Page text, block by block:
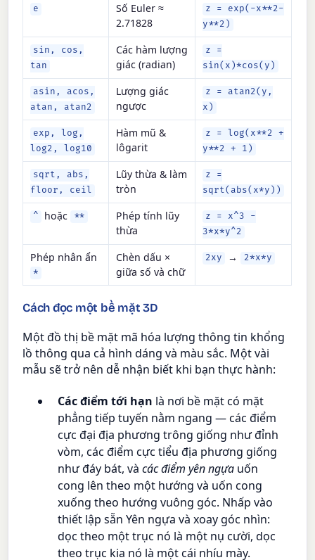
e
Số Euler ≈
2.71828
z = exp(-x**2-
y**2)
sin, cos,
tan
Các hàm lượng
giác (radian)
z =
sin(x)*cos(y)
asin, acos,
atan, atan2
Lượng giác
ngược
z = atan2(y,
x)
exp, log,
log2, log10
Hàm mũ &
lôgarit
z = log(x**2 +
y**2 + 1)
sqrt, abs,
floor, ceil
Lũy thừa & làm
tròn
z =
sqrt(abs(x*y))
^ hoặc **
Phép tính lũy
thừa
z = x^3 -
3*x*y^2
Phép nhân ẩn
*
Chèn dấu ×
giữa số và chữ
2xy → 2*x*y
Cách đọc một bề mặt 3D
Một đồ thị bề mặt mã hóa lượng thông tin khổng
lồ thông qua cả hình dáng và màu sắc. Một vài
mẫu sẽ trở nên dễ nhận biết khi bạn thực hành:
Các điểm tới hạn là nơi bề mặt có mặt
phẳng tiếp tuyến nằm ngang — các điểm
cực đại địa phương trông giống như đỉnh
vòm, các điểm cực tiểu địa phương giống
như đáy bát, vàcác điểm yên ngựa uốn
cong lên theo một hướng và uốn cong
xuống theo hướng vuông góc. Nhấp vào
thiết lập sẵn Yên ngựa và xoay góc nhìn:
dọc theo một trục nó là một nụ cười, dọc
theo trục kia nó là một cái nhíu mày.